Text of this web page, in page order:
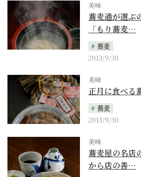
美味
蕎麦通が選ぶ
「もり蕎麦…
蕎麦
2013/9/30
美味
正月に食べる
蕎麦
2013/9/30
美味
蕎麦屋の名店
から店の善…